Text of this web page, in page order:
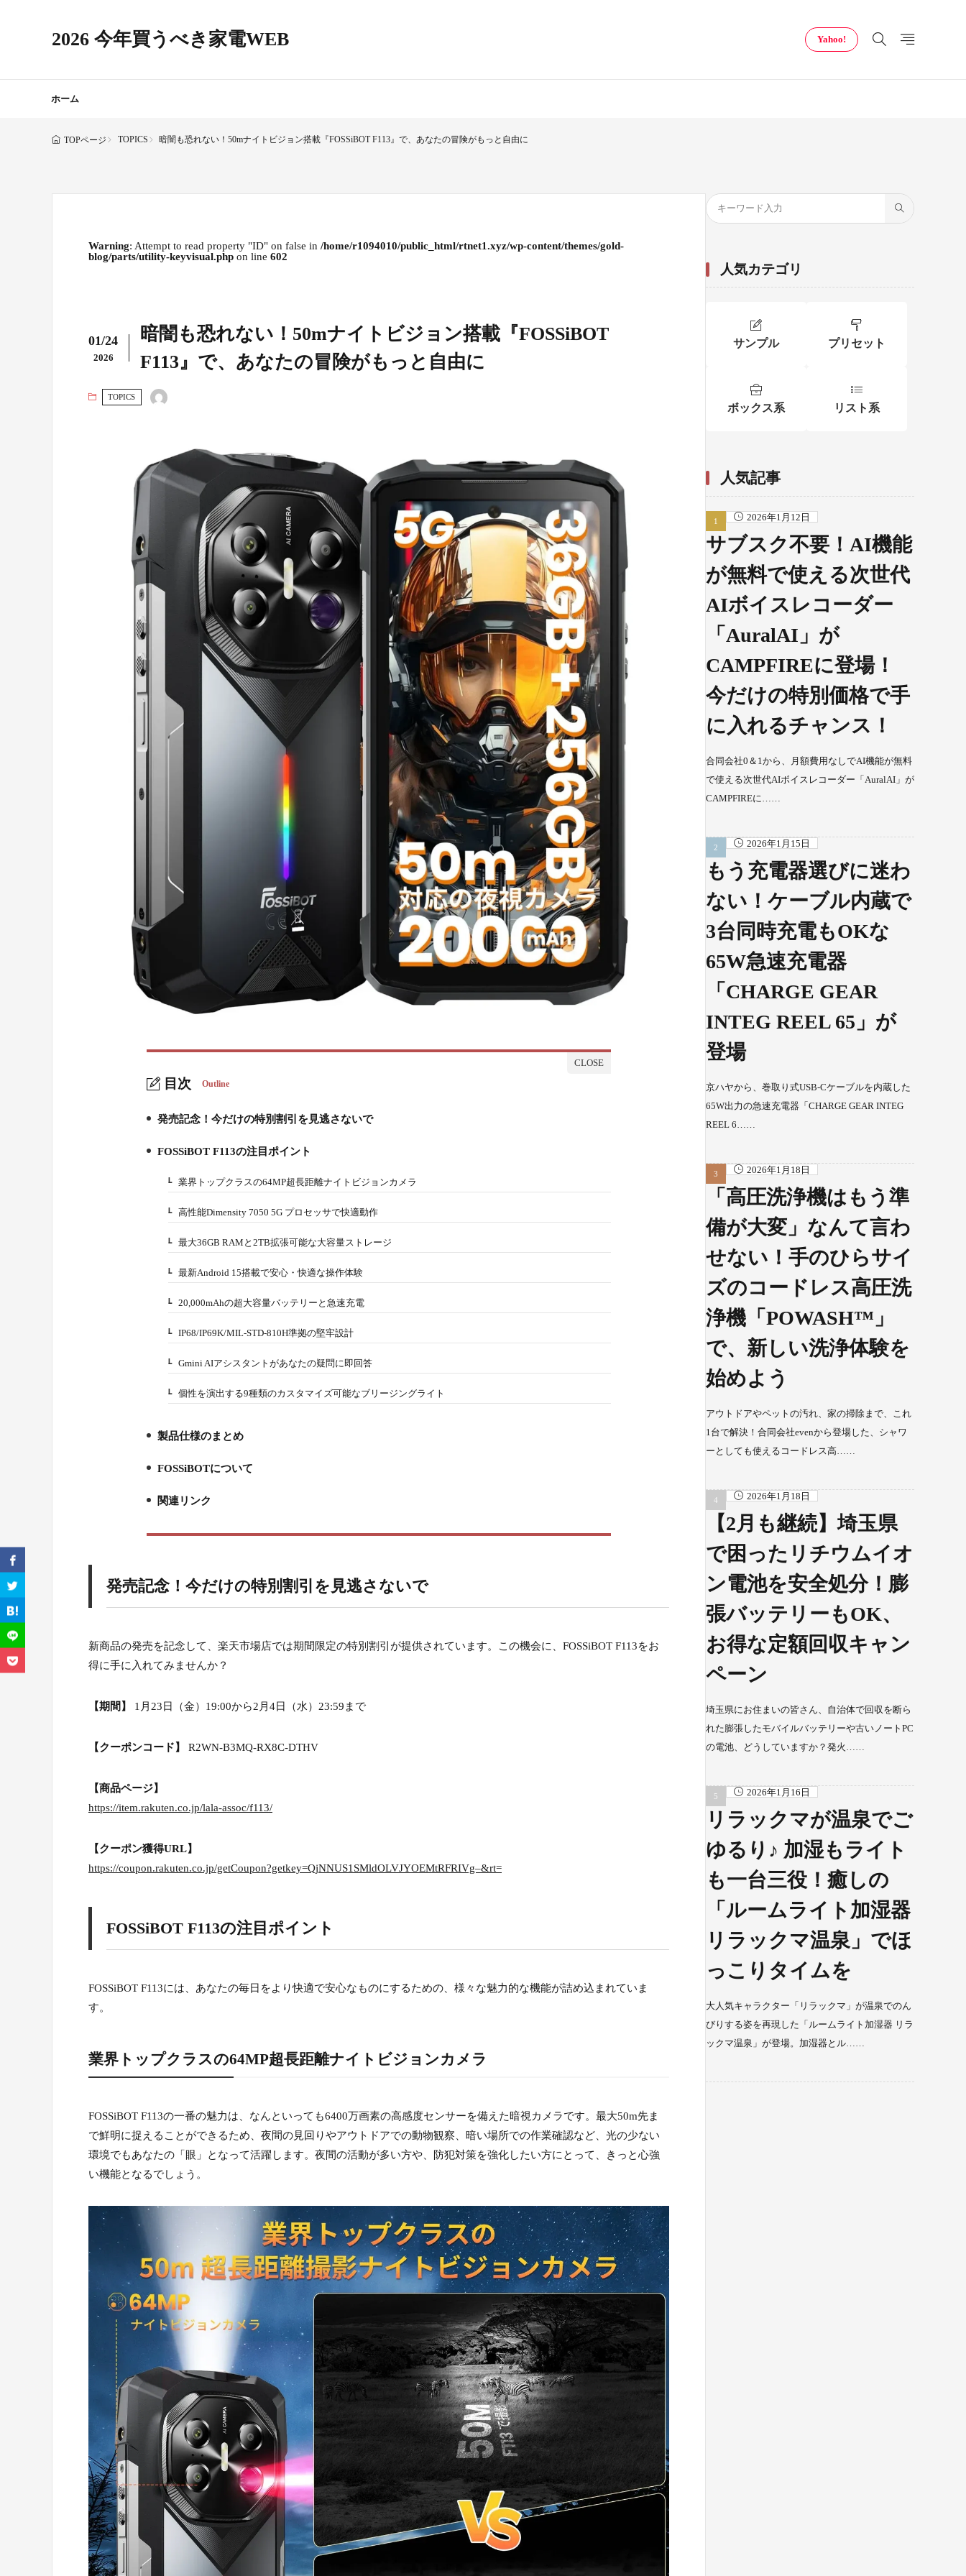
2026 今年買うべき家電WEB Yahoo!
ホーム
TOPページ TOPICS 暗闇も恐れない！50mナイトビジョン搭載『FOSSiBOT F113』で、あなたの冒険がもっと自由に
Warning: Attempt to read property "ID" on false in /home/r1094010/public_html/rtnet1.xyz/wp-content/themes/gold-
blog/parts/utility-keyvisual.php on line 602
01/24
2026
暗闇も恐れない！50mナイトビジョン搭載『FOSSiBOT
F113』で、あなたの冒険がもっと自由に
TOPICS
目次 Outline
1.
発売記念！今だけの特別割引を見逃さないで
FOSSiBOT F113の注目ポイント
2-1.業界トップクラスの64MP超長距離ナイトビジョンカメラ
2-2.高性能Dimensity 7050 5G プロセッサで快適動作
2-3.最大36GB RAMと2TB拡張可能な大容量ストレージ
2-4.最新Android 15搭載で安心・快適な操作体験
2-5.20,000mAhの超大容量バッテリーと急速充電
2-6.IP68/IP69K/MIL-STD-810H準拠の堅牢設計
2-7.Gmini AIアシスタントがあなたの疑問に即回答
2-8.個性を演出する9種類のカスタマイズ可能なブリージングライト
3.
製品仕様のまとめ
FOSSiBOTについて
5.
関連リンク
発売記念！今だけの特別割引を見逃さないで
新商品の発売を記念して、楽天市場店では期間限定の特別割引が提供されています。この機会に、FOSSiBOT F113をお
得に手に入れてみませんか？
【期間】 1月23日（金）19:00から2月4日（水）23:59まで
【クーポンコード】 R2WN-B3MQ-RX8C-DTHV
【商品ページ】
https://item.rakuten.co.jp/lala-assoc/f113/
【クーポン獲得URL】
https://coupon.rakuten.co.jp/getCoupon?getkey=QjNNUS1SMldOLVJYOEMtRFRIVg–&rt=
FOSSiBOT F113の注目ポイント
FOSSiBOT F113には、あなたの毎日をより快適で安心なものにするための、様々な魅力的な機能が詰め込まれていま
す。
業界トップクラスの64MP超長距離ナイトビジョンカメラ
FOSSiBOT F113の一番の魅力は、なんといっても6400万画素の高感度センサーを備えた暗視カメラです。最大50m先ま
で鮮明に捉えることができるため、夜間の見回りやアウトドアでの動物観察、暗い場所での作業確認など、光の少ない
環境でもあなたの「眼」となって活躍します。夜間の活動が多い方や、防犯対策を強化したい方にとって、きっと心強
い機能となるでしょう。
人気カテゴリ
サンプル プリセット
ボックス系 リスト系
人気記事
2026年1月12日
サブスク不要！AI機能
が無料で使える次世代
AIボイスレコーダー
「AuralAI」が
CAMPFIREに登場！
今だけの特別価格で手
に入れるチャンス！
合同会社0＆1から、月額費用なしでAI機能が無料
で使える次世代AIボイスレコーダー「AuralAI」が
CAMPFIREに……
2026年1月15日
もう充電器選びに迷わ
ない！ケーブル内蔵で
3台同時充電もOKな
65W急速充電器
「CHARGE GEAR
INTEG REEL 65」が
登場
京ハヤから、巻取り式USB-Cケーブルを内蔵した
65W出力の急速充電器「CHARGE GEAR INTEG
REEL 6……
2026年1月18日
「高圧洗浄機はもう準
備が大変」なんて言わ
せない！手のひらサイ
ズのコードレス高圧洗
浄機「POWASH™」
で、新しい洗浄体験を
始めよう
アウトドアやペットの汚れ、家の掃除まで、これ
1台で解決！合同会社evenから登場した、シャワ
ーとしても使えるコードレス高……
2026年1月18日
【2月も継続】埼玉県
で困ったリチウムイオ
ン電池を安全処分！膨
張バッテリーもOK、
お得な定額回収キャン
ペーン
埼玉県にお住まいの皆さん、自治体で回収を断ら
れた膨張したモバイルバッテリーや古いノートPC
の電池、どうしていますか？発火……
2026年1月16日
リラックマが温泉でご
ゆるり♪ 加湿もライト
も一台三役！癒しの
「ルームライト加湿器
リラックマ温泉」でほ
っこりタイムを
大人気キャラクター「リラックマ」が温泉でのん
びりする姿を再現した「ルームライト加湿器 リラ
ックマ温泉」が登場。加湿器とル……